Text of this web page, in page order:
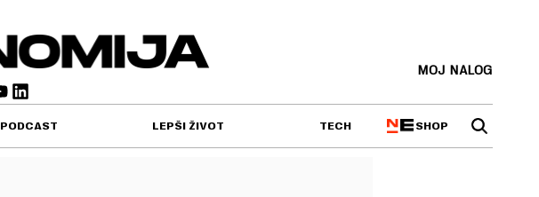
MOJ NALOG
PODCAST LEPŠI ŽIVOT TECH SHOP